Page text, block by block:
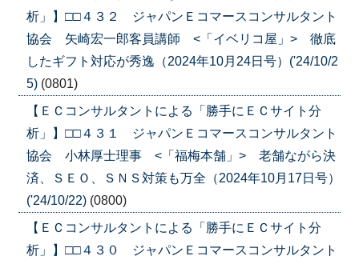
析」】□□４３２ ジャパンＥコマースコンサルタント
協会 矢崎宏一郎客員講師 <「イベリコ屋」> 徹底
したギフト対応が秀逸（2024年10月24日号）('24/10/2
5) (0801)
【ＥＣコンサルタントによる「勝手にＥＣサイト分
析」】□□４３１ ジャパンＥコマースコンサルタント
協会 小林厚士理事 <「福梅本舗」> 老舗ながら決
済、ＳＥＯ、ＳＮＳ対策も万全（2024年10月17日号）
('24/10/22) (0800)
【ＥＣコンサルタントによる「勝手にＥＣサイト分
析」】□□４３０ ジャパンＥコマースコンサルタント